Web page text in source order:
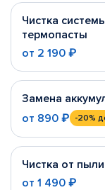
Чистка
термопасты
от 2 190 ₽
Замена
от 890 ₽ -20%
Чистка от пыли
от 1 490 ₽